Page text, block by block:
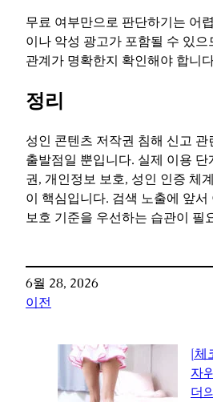
무료 여부만으로 판단하기는 어
이나 악성 광고가 포함될 수 있
관계가 명확한지 확인해야 합니
정리
성인 콘텐츠 저작권 침해 신고
출발점일 뿐입니다. 실제 이용
권, 개인정보 보호, 성인 인증 체
이 핵심입니다. 검색 노출에 앞서
보호 기준을 우선하는 습관이 필
6월 28, 2026
이전
[체
자
더